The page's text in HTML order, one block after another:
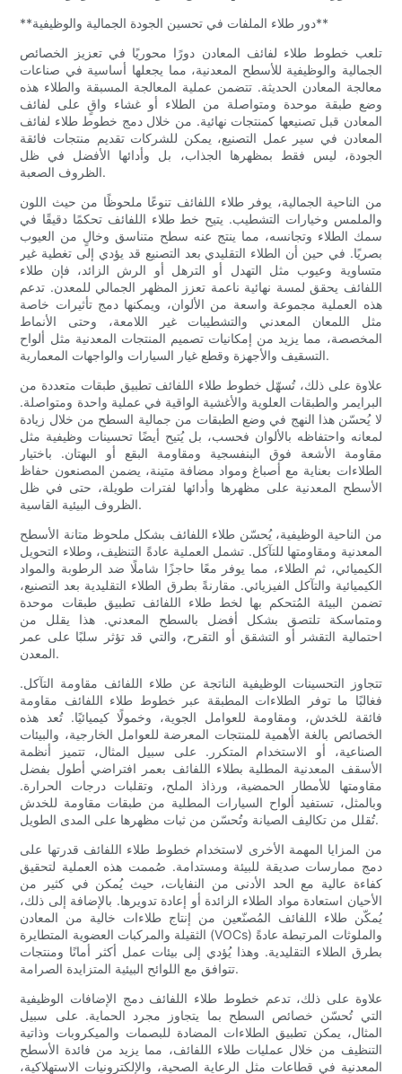
**دور طلاء الملفات في تحسين الجودة الجمالية والوظيفية**
تلعب خطوط طلاء لفائف المعادن دورًا محوريًا في تعزيز الخصائص
الجمالية والوظيفية للأسطح المعدنية، مما يجعلها أساسية في صناعات
معالجة المعادن الحديثة. تتضمن عملية المعالجة المسبقة والطلاء هذه
وضع طبقة موحدة ومتواصلة من الطلاء أو غشاء واقٍ على لفائف
المعادن قبل تصنيعها كمنتجات نهائية. من خلال دمج خطوط طلاء لفائف
المعادن في سير عمل التصنيع، يمكن للشركات تقديم منتجات فائقة
الجودة، ليس فقط بمظهرها الجذاب، بل وأدائها الأفضل في ظل
الظروف الصعبة.
من الناحية الجمالية، يوفر طلاء اللفائف تنوعًا ملحوظًا من حيث اللون
والملمس وخيارات التشطيب. يتيح خط طلاء اللفائف تحكمًا دقيقًا في
سمك الطلاء وتجانسه، مما ينتج عنه سطح متناسق وخالٍ من العيوب
بصريًا. في حين أن الطلاء التقليدي بعد التصنيع قد يؤدي إلى تغطية غير
متساوية وعيوب مثل التهدل أو الترهل أو الرش الزائد، فإن طلاء
اللفائف يحقق لمسة نهائية ناعمة تعزز المظهر الجمالي للمعدن. تدعم
هذه العملية مجموعة واسعة من الألوان، ويمكنها دمج تأثيرات خاصة
مثل اللمعان المعدني والتشطيبات غير اللامعة، وحتى الأنماط
المخصصة، مما يزيد من إمكانيات تصميم المنتجات المعدنية مثل ألواح
التسقيف والأجهزة وقطع غيار السيارات والواجهات المعمارية.
علاوة على ذلك، تُسهّل خطوط طلاء اللفائف تطبيق طبقات متعددة من
البرايمر والطبقات العلوية والأغشية الواقية في عملية واحدة ومتواصلة.
لا يُحسّن هذا النهج في وضع الطبقات من جمالية السطح من خلال زيادة
لمعانه واحتفاظه بالألوان فحسب، بل يُتيح أيضًا تحسينات وظيفية مثل
مقاومة الأشعة فوق البنفسجية ومقاومة البقع أو البهتان. باختيار
الطلاءات بعناية مع أصباغ ومواد مضافة متينة، يضمن المصنعون حفاظ
الأسطح المعدنية على مظهرها وأدائها لفترات طويلة، حتى في ظل
الظروف البيئية القاسية.
من الناحية الوظيفية، يُحسّن طلاء اللفائف بشكل ملحوظ متانة الأسطح
المعدنية ومقاومتها للتآكل. تشمل العملية عادةً التنظيف، وطلاء التحويل
الكيميائي، ثم الطلاء، مما يوفر معًا حاجزًا شاملًا ضد الرطوبة والمواد
الكيميائية والتآكل الفيزيائي. مقارنةً بطرق الطلاء التقليدية بعد التصنيع،
تضمن البيئة المُتحكم بها لخط طلاء اللفائف تطبيق طبقات موحدة
ومتماسكة تلتصق بشكل أفضل بالسطح المعدني. هذا يقلل من
احتمالية التقشر أو التشقق أو التقرح، والتي قد تؤثر سلبًا على عمر
المعدن.
تتجاوز التحسينات الوظيفية الناتجة عن طلاء اللفائف مقاومة التآكل.
فغالبًا ما توفر الطلاءات المطبقة عبر خطوط طلاء اللفائف مقاومة
فائقة للخدش، ومقاومة للعوامل الجوية، وخمولًا كيميائيًا. تُعد هذه
الخصائص بالغة الأهمية للمنتجات المعرضة للعوامل الخارجية، والبيئات
الصناعية، أو الاستخدام المتكرر. على سبيل المثال، تتميز أنظمة
الأسقف المعدنية المطلية بطلاء اللفائف بعمر افتراضي أطول بفضل
مقاومتها للأمطار الحمضية، ورذاذ الملح، وتقلبات درجات الحرارة.
وبالمثل، تستفيد ألواح السيارات المطلية من طبقات مقاومة للخدش
تُقلل من تكاليف الصيانة وتُحسّن من ثبات مظهرها على المدى الطويل.
من المزايا المهمة الأخرى لاستخدام خطوط طلاء اللفائف قدرتها على
دمج ممارسات صديقة للبيئة ومستدامة. صُممت هذه العملية لتحقيق
كفاءة عالية مع الحد الأدنى من النفايات، حيث يُمكن في كثير من
الأحيان استعادة مواد الطلاء الزائدة أو إعادة تدويرها. بالإضافة إلى ذلك،
يُمكّن طلاء اللفائف المُصنّعين من إنتاج طلاءات خالية من المعادن
الثقيلة والمركبات العضوية المتطايرة (VOCs) والملوثات المرتبطة عادةً
بطرق الطلاء التقليدية. وهذا يُؤدي إلى بيئات عمل أكثر أمانًا ومنتجات
تتوافق مع اللوائح البيئية المتزايدة الصرامة.
علاوة على ذلك، تدعم خطوط طلاء اللفائف دمج الإضافات الوظيفية
التي تُحسّن خصائص السطح بما يتجاوز مجرد الحماية. على سبيل
المثال، يمكن تطبيق الطلاءات المضادة للبصمات والميكروبات وذاتية
التنظيف من خلال عمليات طلاء اللفائف، مما يزيد من فائدة الأسطح
المعدنية في قطاعات مثل الرعاية الصحية، والإلكترونيات الاستهلاكية،